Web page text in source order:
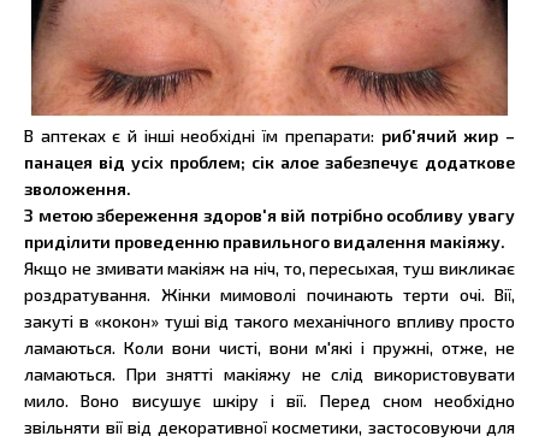
В аптеках є й інші необхідні їм препарати: риб'ячий жир –
панацея від усіх проблем; сік алое забезпечує додаткове
зволоження.
З метою збереження здоров'я вій потрібно особливу увагу
приділити проведенню правильного видалення макіяжу.
Якщо не змивати макіяж на ніч, то, пересыхая, туш викликає
роздратування. Жінки мимоволі починають терти очі. Вії,
закуті в «кокон» туші від такого механічного впливу просто
ламаються. Коли вони чисті, вони м'які і пружні, отже, не
ламаються. При знятті макіяжу не слід використовувати
мило. Воно висушує шкіру і вії. Перед сном необхідно
звільняти вії від декоративної косметики, застосовуючи для